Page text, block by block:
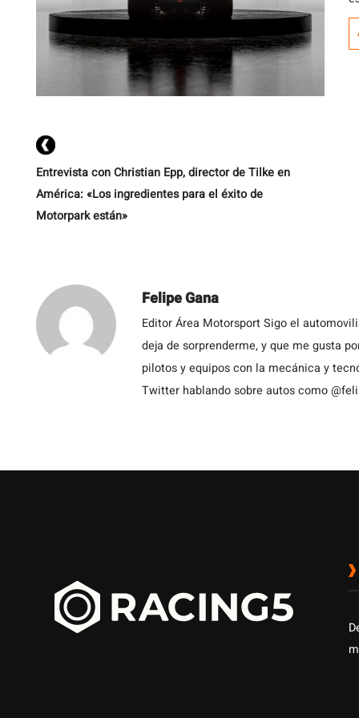
Entrevista con Christian Epp, director de Tilke en
América: «Los ingredientes para el éxito de
Motorpark están»
Felipe Gana
Editor Área Motorsport Sigo el
deja de sorprenderme, y que me gusta
pilotos y equipos con la mecánica y
Twitter hablando sobre autos como